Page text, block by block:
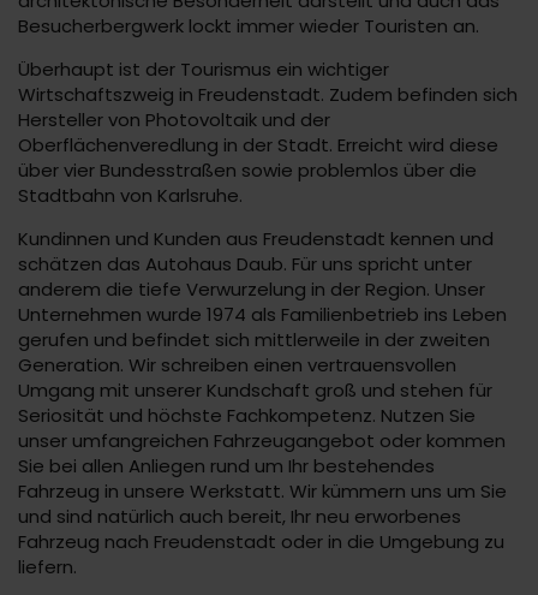
Besucherbergwerk lockt immer wieder Touristen an.
Überhaupt ist der Tourismus ein wichtiger
Wirtschaftszweig in Freudenstadt. Zudem befinden sich
Hersteller von Photovoltaik und der
Oberflächenveredlung in der Stadt. Erreicht wird diese
über vier Bundesstraßen sowie problemlos über die
Stadtbahn von Karlsruhe.
Kundinnen und Kunden aus Freudenstadt kennen und
schätzen das Autohaus Daub. Für uns spricht unter
anderem die tiefe Verwurzelung in der Region. Unser
Unternehmen wurde 1974 als Familienbetrieb ins Leben
gerufen und befindet sich mittlerweile in der zweiten
Generation. Wir schreiben einen vertrauensvollen
Umgang mit unserer Kundschaft groß und stehen für
Seriosität und höchste Fachkompetenz. Nutzen Sie
unser umfangreichen Fahrzeugangebot oder kommen
Sie bei allen Anliegen rund um Ihr bestehendes
Fahrzeug in unsere Werkstatt. Wir kümmern uns um Sie
und sind natürlich auch bereit, Ihr neu erworbenes
Fahrzeug nach Freudenstadt oder in die Umgebung zu
liefern.